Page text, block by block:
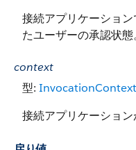
接続アプリケーショ
たユーザーの承認状態
context
型: InvocationContext
接続アプリケーション